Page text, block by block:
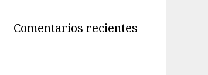
Comentarios recientes